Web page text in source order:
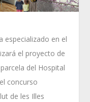
especializado en el
el proyecto de
del Hospital
concurso
de les Illes